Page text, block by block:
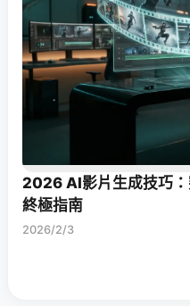
2026 AI影片生成技巧
終極指南
2026/2/3